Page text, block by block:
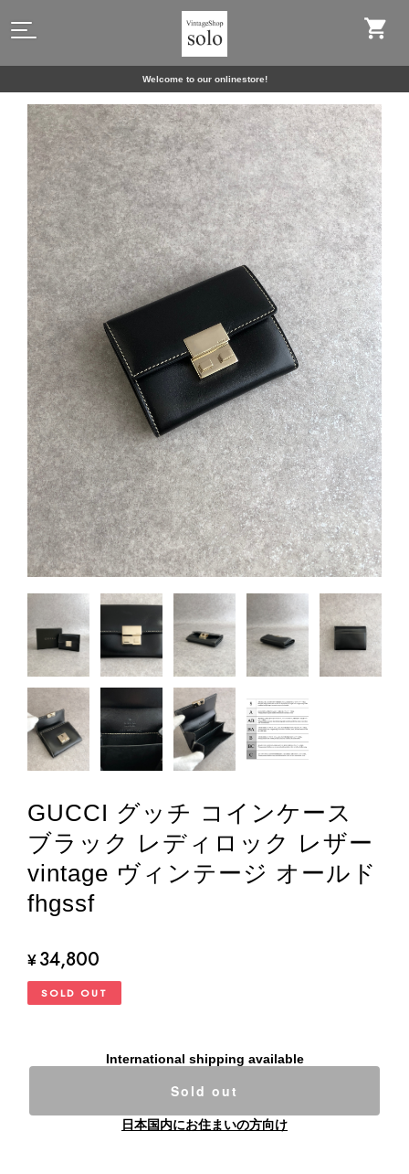
Welcome to our onlinestore!
GUCCI グッチ コインケース
ブラック レディロック レザー
vintage ヴィンテージ オールド
fhgssf
¥34,800
SOLD OUT
International shipping available
Sold out
日本国内にお住まいの方向け